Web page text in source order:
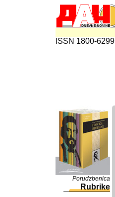
ISSN 1800-6299
Porudzbenica
Rubrike